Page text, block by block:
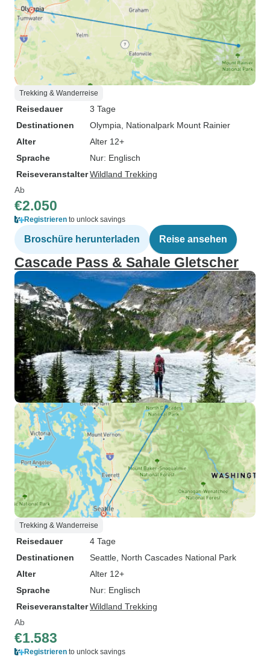
Trekking & Wanderreise
Reisedauer
3 Tage
Destinationen
Olympia , Nationalpark Mount Rainier
Alter
Alter 12+
Sprache
Nur: Englisch
ReiseveranstalterWildland Trekking
Ab
€2.050
Registrieren to unlock savings
Broschüre herunterladen Reise ansehen
Cascade Pass & Sahale Gletscher
Trekking & Wanderreise
Reisedauer
4 Tage
Destinationen
Seattle , North Cascades National Park
Alter
Alter 12+
Sprache
Nur: Englisch
ReiseveranstalterWildland Trekking
Ab
€1.583
Registrieren to unlock savings